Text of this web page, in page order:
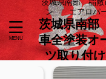
ン エアロパ
茨城県南
車全塗装
ツ取り付